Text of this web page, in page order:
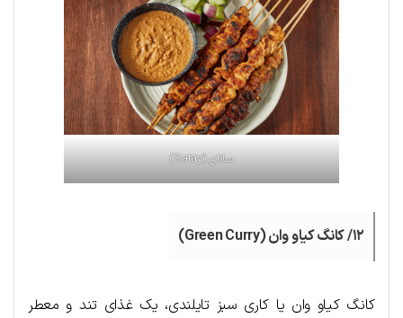
ساتای (Satay)
۱۲/ کانگ کیاو وان (Green Curry)
کانگ کیاو وان یا کاری سبز تایلندی، یک غذای تند و معطر